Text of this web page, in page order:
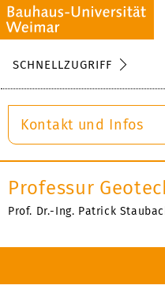
SCHNELLZUGRIFF
Kontakt und Infos
Professur
Prof. Dr.-Ing. Patrick